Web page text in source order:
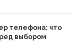
телефона: что
выбором